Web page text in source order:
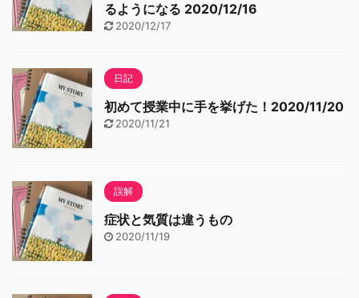
るようになる 2020/12/16
2020/12/17
日記
初めて授業中に手を挙げた！2020/11/20
2020/11/21
誤解
症状と気質は違うもの
2020/11/19